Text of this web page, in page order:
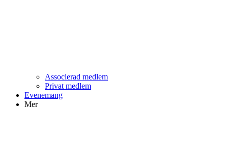
Associerad medlem
Privat medlem
Evenemang
Mer